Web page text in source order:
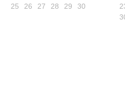
25
26 27 28 29 30